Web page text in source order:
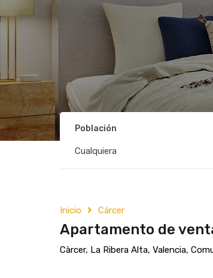
Población
Cualquiera
Inicio Cárcer
Apartamento de
Càrcer, La Ribera Alta, Valencia,